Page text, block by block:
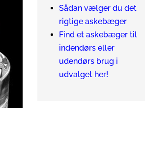
Sådan vælger du det
rigtige askebæger
Find et askebæger til
indendørs eller
udendørs brug i
udvalget her!